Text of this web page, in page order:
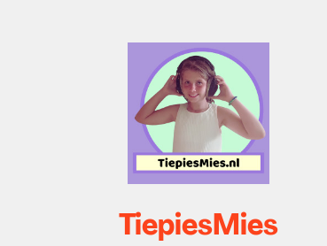
TiepiesMies